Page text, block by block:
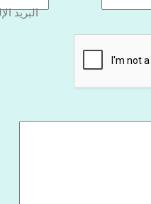
البريد